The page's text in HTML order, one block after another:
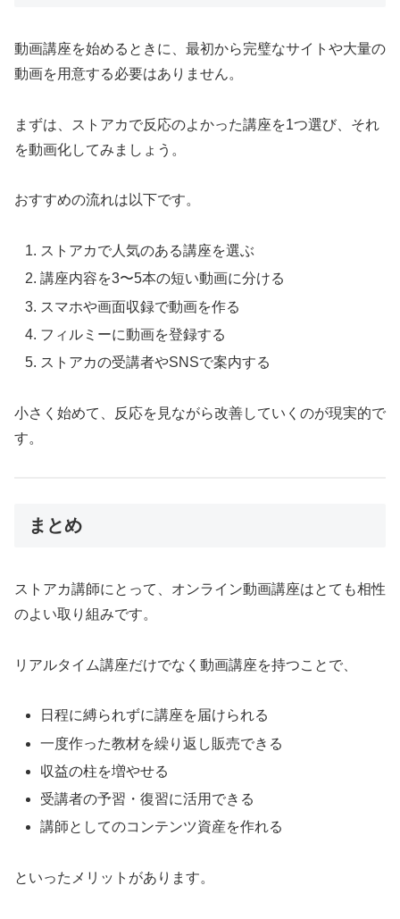
動画講座を始めるときに、最初から完璧なサイトや大量の
動画を用意する必要はありません。
まずは、ストアカで反応のよかった講座を1つ選び、それ
を動画化してみましょう。
おすすめの流れは以下です。
ストアカで人気のある講座を選ぶ
講座内容を3〜5本の短い動画に分ける
スマホや画面収録で動画を作る
フィルミーに動画を登録する
ストアカの受講者やSNSで案内する
小さく始めて、反応を見ながら改善していくのが現実的で
す。
まとめ
ストアカ講師にとって、オンライン動画講座はとても相性
のよい取り組みです。
リアルタイム講座だけでなく動画講座を持つことで、
日程に縛られずに講座を届けられる
一度作った教材を繰り返し販売できる
収益の柱を増やせる
受講者の予習・復習に活用できる
講師としてのコンテンツ資産を作れる
といったメリットがあります。